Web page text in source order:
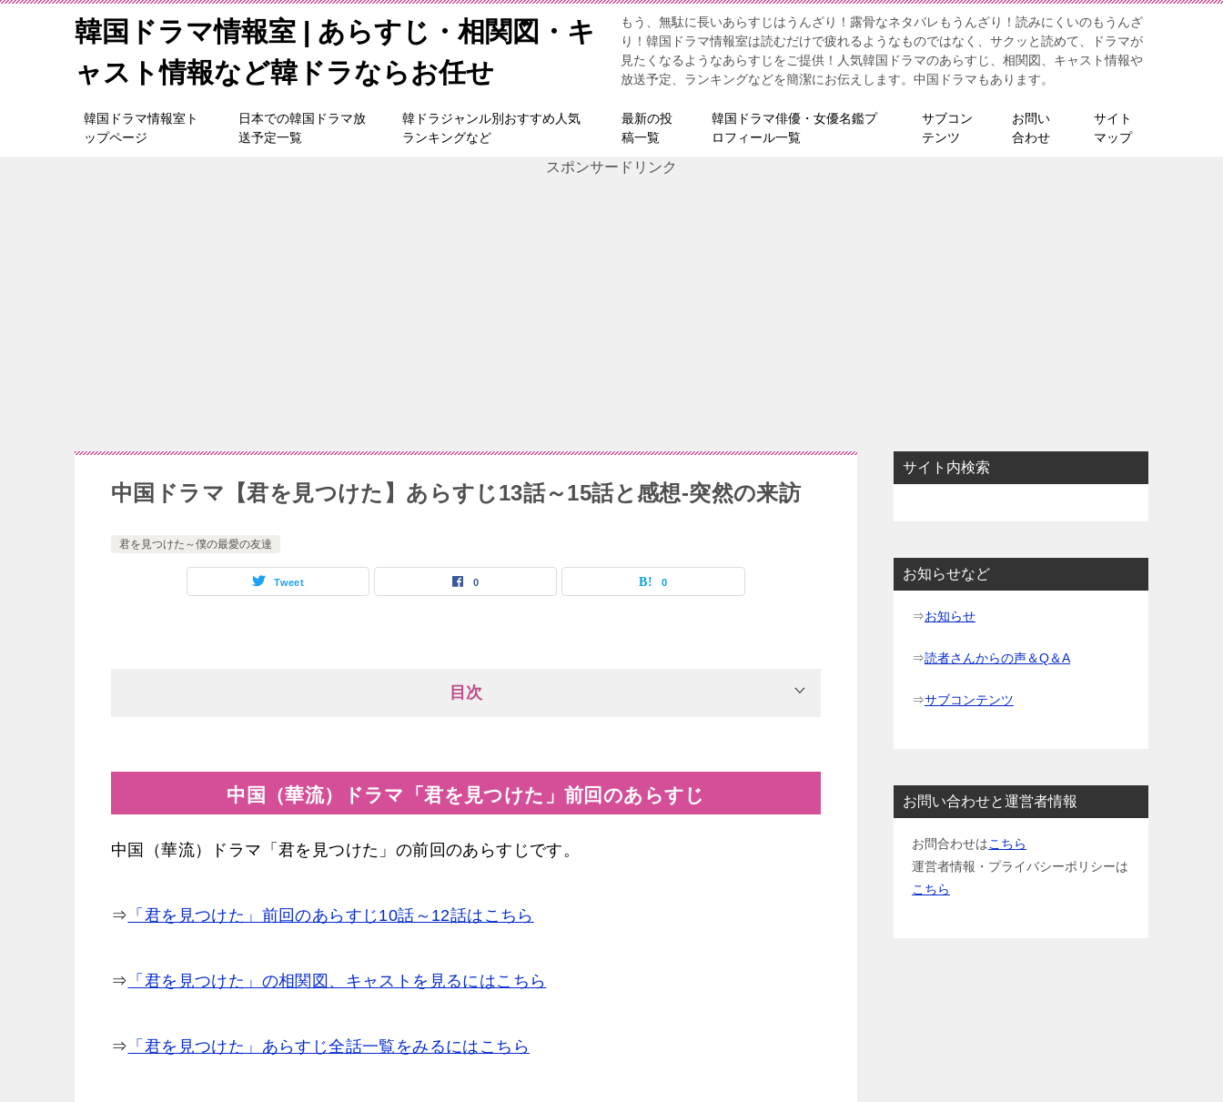
韓国ドラマ情報室 | あらすじ・相関図・キ
ャスト情報など韓ドラならお任せ
もう、無駄に長いあらすじはうんざり！露骨なネタバレもうんざり！読みにくいのもうんざ
り！韓国ドラマ情報室は読むだけで疲れるようなものではなく、サクッと読めて、ドラマが
見たくなるようなあらすじをご提供！人気韓国ドラマのあらすじ、相関図、キャスト情報や
放送予定、ランキングなどを簡潔にお伝えします。中国ドラマもあります。
韓国ドラマ情報室ト
ップページ
日本での韓国ドラマ放
送予定一覧
韓ドラジャンル別おすすめ人気
ランキングなど
最新の投
稿一覧
韓国ドラマ俳優・女優名鑑プ
ロフィール一覧
サブコン
テンツ
お問い
合わせ
サイト
マップ
スポンサードリンク
中国ドラマ【君を見つけた】あらすじ13話～15話と感想-突然の来訪
君を見つけた～僕の最愛の友達
Tweet 0 0
目次
中国（華流）ドラマ「君を見つけた」前回のあらすじ
中国（華流）ドラマ「君を見つけた」の前回のあらすじです。
⇒ 「君を見つけた」前回のあらすじ10話～12話はこちら
⇒ 「君を見つけた」の相関図、キャストを見るにはこちら
⇒ 「君を見つけた」あらすじ全話一覧をみるにはこちら
サイト内検索
お知らせなど
⇒お知らせ
⇒読者さんからの声＆Q＆A
⇒サブコンテンツ
お問い合わせと運営者情報
お問合わせはこちら
運営者情報・プライバシーポリシーは
こちら